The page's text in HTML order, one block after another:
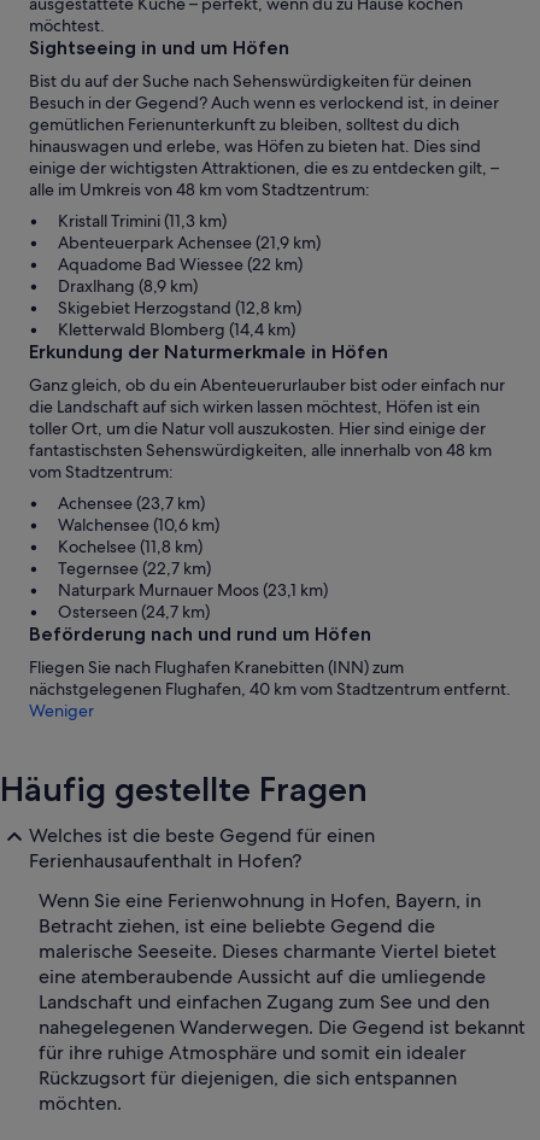
möchtest.
Sightseeing in und um Höfen
Bist du auf der Suche nach Sehenswürdigkeiten für deinen
Besuch in der Gegend? Auch wenn es verlockend ist, in deiner
gemütlichen Ferienunterkunft zu bleiben, solltest du dich
hinauswagen und erlebe, was Höfen zu bieten hat. Dies sind
einige der wichtigsten Attraktionen, die es zu entdecken gilt, –
alle im Umkreis von 48 km vom Stadtzentrum:
Kristall Trimini (11,3 km)
Abenteuerpark Achensee (21,9 km)
Aquadome Bad Wiessee (22 km)
Draxlhang (8,9 km)
Skigebiet Herzogstand (12,8 km)
Kletterwald Blomberg (14,4 km)
Erkundung der Naturmerkmale in Höfen
Ganz gleich, ob du ein Abenteuerurlauber bist oder einfach nur
die Landschaft auf sich wirken lassen möchtest, Höfen ist ein
toller Ort, um die Natur voll auszukosten. Hier sind einige der
fantastischsten Sehenswürdigkeiten, alle innerhalb von 48 km
vom Stadtzentrum:
Achensee (23,7 km)
Walchensee (10,6 km)
Kochelsee (11,8 km)
Tegernsee (22,7 km)
Naturpark Murnauer Moos (23,1 km)
Osterseen (24,7 km)
Beförderung nach und rund um Höfen
Fliegen Sie nach Flughafen Kranebitten (INN) zum
nächstgelegenen Flughafen, 40 km vom Stadtzentrum entfernt.
Weniger
Häufig gestellte Fragen
Welches ist die beste Gegend für einen
Ferienhausaufenthalt in Hofen?
Wenn Sie eine Ferienwohnung in Hofen, Bayern, in
Betracht ziehen, ist eine beliebte Gegend die
malerische Seeseite. Dieses charmante Viertel bietet
eine atemberaubende Aussicht auf die umliegende
Landschaft und einfachen Zugang zum See und den
nahegelegenen Wanderwegen. Die Gegend ist bekannt
für ihre ruhige Atmosphäre und somit ein idealer
Rückzugsort für diejenigen, die sich entspannen
möchten.